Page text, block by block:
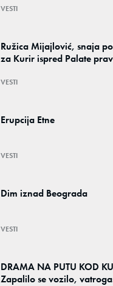
VESTI
Ružica Mijajlović, snaja
za Kurir ispred Palate
VESTI
Erupcija Etne
VESTI
Dim iznad Beograda
VESTI
DRAMA NA PUTU KOD
Zapalilo se vozilo,